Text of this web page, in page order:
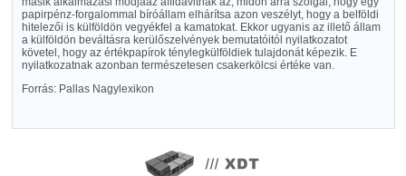
papirpénz-forgalommal bíróállam elhárítsa azon veszélyt, hogy a belföldi
hitelezői is külföldön vegyékfel a kamatokat. Ekkor ugyanis az illető állam
a külföldön beváltásra kerülőszelvények bemutatóitól nyilatkozatot
követel, hogy az értékpapírok ténylegkülföldiek tulajdonát képezik. E
nyilatkozatnak azonban természetesen csakerkölcsi értéke van.
Forrás: Pallas Nagylexikon